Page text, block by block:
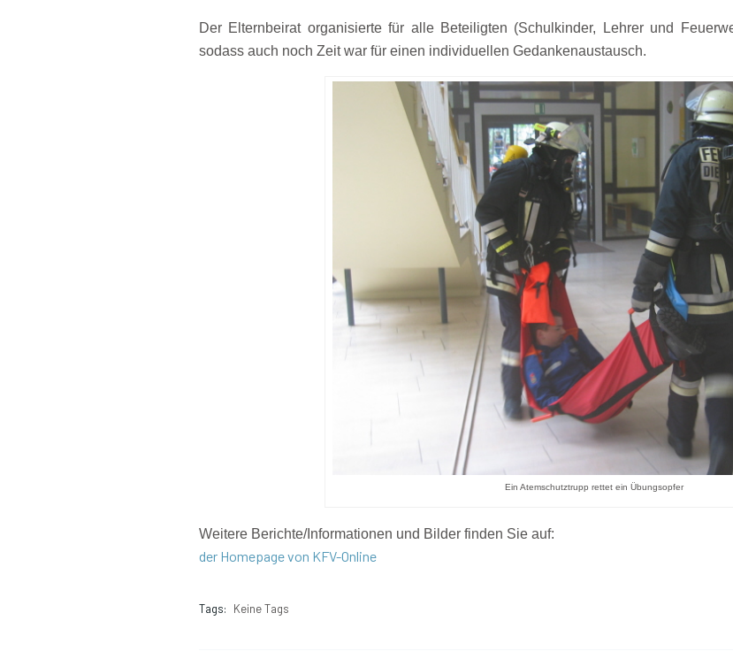
Der Elternbeirat organisierte für alle Beteiligten (Schulkinder, Lehrer und
sodass auch noch Zeit war für einen individuellen Gedankenaustausch.
Ein Atemschutztrupp rettet ein Übungsopfer
Weitere Berichte/Informationen und Bilder finden Sie auf:
der Homepage von KFV-Online
Tags: Keine Tags